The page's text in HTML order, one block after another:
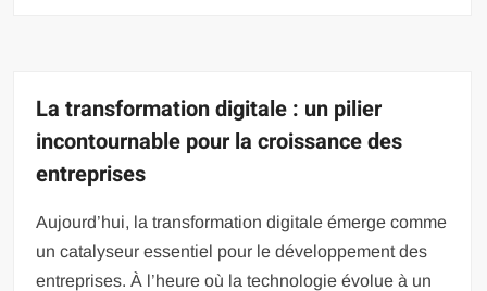
La transformation digitale : un pilier
incontournable pour la croissance des
entreprises
Aujourd’hui, la transformation digitale émerge comme
un catalyseur essentiel pour le développement des
entreprises. À l’heure où la technologie évolue à un